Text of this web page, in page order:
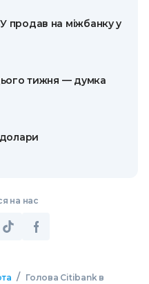
продав на міжбанку у
тижня — думка
на нас
/ Голова Citibank в